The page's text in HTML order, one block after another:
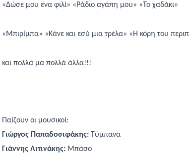
«Δώσε μου ένα φιλί» «Ράδιο αγάπη μου» «Το χαδάκι»
«Μπιρίμπα» «Κάνε και εσύ μια τρέλα» «Η κόρη του
και πολλά μα πολλά άλλα!!!
Παίζουν οι μουσικοί:
Γιώργος Παπαδοσιφάκης:
Τύμπανα
Γιάννης Λιτινάκης: Μπάσο